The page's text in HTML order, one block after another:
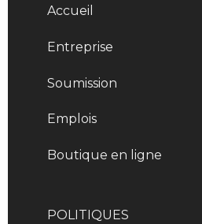
Accueil
Entreprise
Soumission
Emplois
Boutique en ligne
POLITIQUES